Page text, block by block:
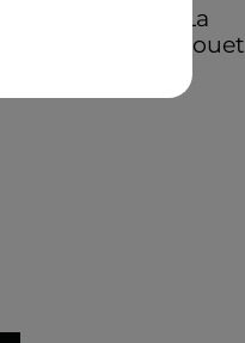
découvrir La
Bazoche-Gouet